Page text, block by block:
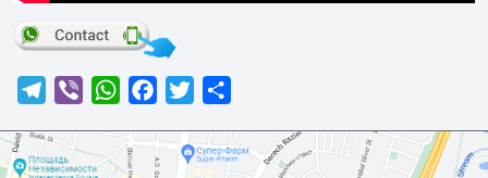
Telegram
Viber WhatsAppFacebook
Twitter